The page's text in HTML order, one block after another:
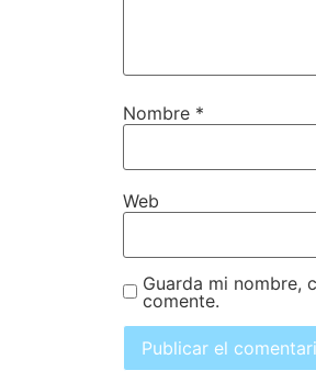
Nombre *
Web
Guarda mi nombre,
comente.